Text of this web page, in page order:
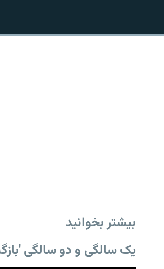
بیشتر بخوانید
یک سالگی و دو سالگی